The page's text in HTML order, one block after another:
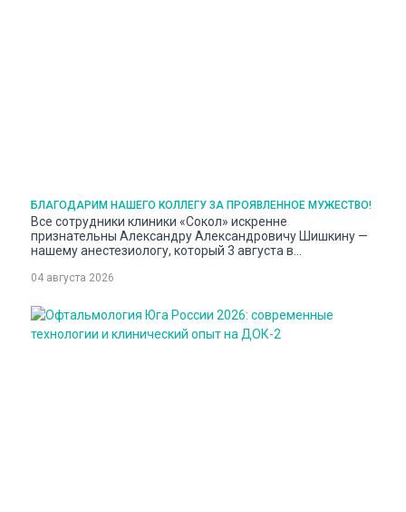
БЛАГОДАРИМ НАШЕГО КОЛЛЕГУ ЗА ПРОЯВЛЕННОЕ МУЖЕСТВО!
Все сотрудники клиники «Сокол» искренне
признательны Александру Александровичу Шишкину —
нашему анестезиологу, который 3 августа в
несмотря на угрозу, действовал смело и решительно.
04 августа 2026